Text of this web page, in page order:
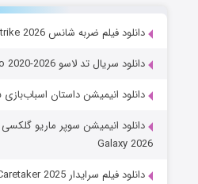
دانلود فیلم ضربه شانس Lucky Strike 2026
دانلود سریال تد لاسو Ted Lasso 2020-2026
دانلود انیمیشن داستان اسباب‌بازی ۵ Toy Story 5 (2026)
Galaxy 2026
دانلود فیلم سرایدار The Caretaker 2025